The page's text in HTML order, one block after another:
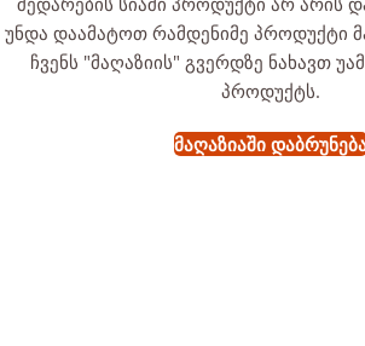
უნდა დაამატოთ რამდენიმე პროდუქტი
ჩვენს "მაღაზიის" გვერდზე ნახავთ
პროდუქტს.
Მაღაზიაში